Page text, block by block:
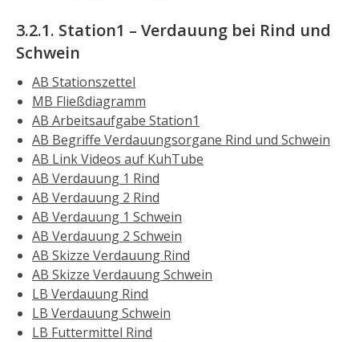
3.2.1. Station1 – Verdauung bei Rind und
Schwein
AB Stationszettel
MB Fließdiagramm
AB Arbeitsaufgabe Station1
AB Begriffe Verdauungsorgane Rind und Schwein
AB Link Videos auf KuhTube
AB Verdauung 1 Rind
AB Verdauung 2 Rind
AB Verdauung 1 Schwein
AB Verdauung 2 Schwein
AB Skizze Verdauung Rind
AB Skizze Verdauung Schwein
LB Verdauung Rind
LB Verdauung Schwein
LB Futtermittel Rind